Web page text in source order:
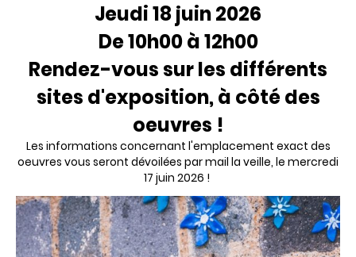
Jeudi 18 juin 2026
De 10h00 à 12h00
Rendez-vous sur les différents
sites d'exposition, à côté des
oeuvres !
Les informations concernant l'emplacement exact des
oeuvres vous seront dévoilées par mail la veille, le mercredi
17 juin 2026 !